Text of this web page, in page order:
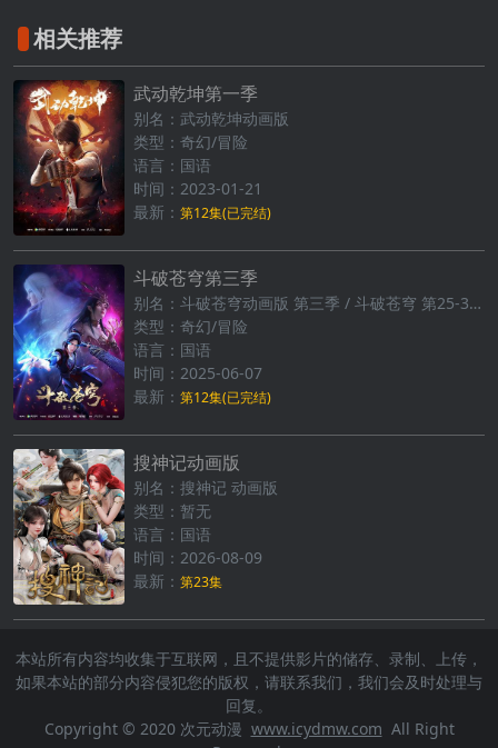
相关推荐
武动乾坤第一季
别名：武动乾坤动画版
类型：奇幻/冒险
语言：国语
时间：2023-01-21
最新： 第12集(已完结)
斗破苍穹第三季
别名：斗破苍穹动画版 第三季 / 斗破苍穹 第25-36集
类型：奇幻/冒险
语言：国语
时间：2025-06-07
最新： 第12集(已完结)
搜神记动画版
别名：搜神记 动画版
类型：暂无
语言：国语
时间：2026-08-09
最新： 第23集
本站所有内容均收集于互联网，且不提供影片的储存、录制、上传，
如果本站的部分内容侵犯您的版权，请联系我们，我们会及时处理与
回复。
Copyright © 2020 次元动漫 www.icydmw.com All Right